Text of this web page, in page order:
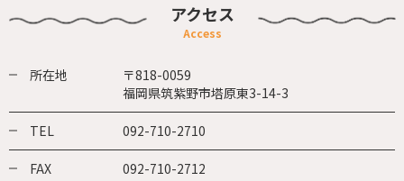
アクセス
所在地
〒818-0059
福岡県筑紫野市塔原東3-14-3
TEL 092-710-2710
FAX 092-710-2712